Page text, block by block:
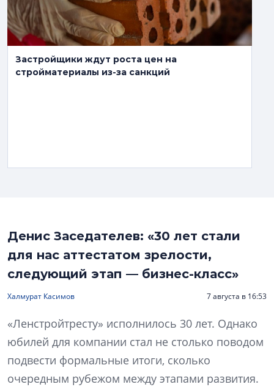
Застройщики ждут роста цен на
стройматериалы из-за санкций
Денис Заседателев: «30 лет стали
для нас аттестатом зрелости,
следующий этап — бизнес-класс»
Халмурат Касимов 7 августа в 16:53
«Ленстройтресту» исполнилось 30 лет. Однако
юбилей для компании стал не столько поводом
подвести формальные итоги, сколько
очередным рубежом между этапами развития.